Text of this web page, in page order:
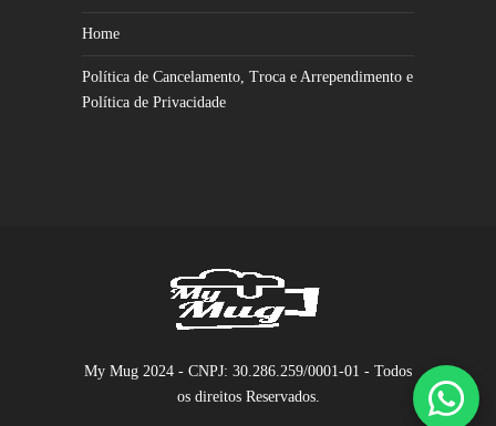
Home
Política de Cancelamento, Troca e Arrependimento e
Política de Privacidade
My Mug 2024 - CNPJ: 30.286.259/0001-01 - Todos
os direitos Reservados.